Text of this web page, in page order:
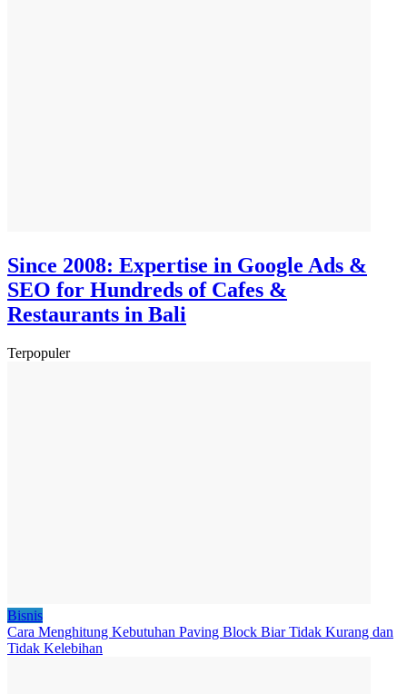
Since 2008: Expertise in Google Ads &
SEO for Hundreds of Cafes &
Restaurants in Bali
Terpopuler
Bisnis
Cara Menghitung Kebutuhan Paving Block Biar Tidak Kurang dan
Tidak Kelebihan